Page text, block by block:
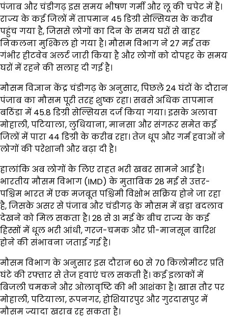
पंजाब और चंडीगढ़ इस समय भीषण गर्मी और लू की चपेट में हैं।
राज्य के कई जिलों में तापमान 45 डिग्री सेल्सियस के करीब
पहुंच गया है, जिससे लोगों का दिन के समय घरों से बाहर
निकलना मुश्किल हो गया है। मौसम विभाग ने 27 मई तक
गंभीर हीटवेव अलर्ट जारी किया है और लोगों को दोपहर के समय
घरों में रहने की सलाह दी गई है।
मौसम विज्ञान केंद्र चंडीगढ़ के अनुसार, पिछले 24 घंटों के दौरान
पंजाब का मौसम पूरी तरह शुष्क रहा। सबसे अधिक तापमान
बठिंडा में 45.8 डिग्री सेल्सियस दर्ज किया गया। इसके अलावा
मोहाली, पटियाला, लुधियाना, मानसा और संगरूर समेत कई
जिलों में पारा 44 डिग्री के करीब रहा। तेज धूप और गर्म हवाओं ने
लोगों की परेशानी और बढ़ा दी है।
हालांकि अब लोगों के लिए राहत भरी खबर सामने आई है।
भारतीय मौसम विभाग (IMD) के मुताबिक 28 मई से उत्तर-
पश्चिम भारत में एक मजबूत पश्चिमी विक्षोभ सक्रिय होने जा रहा
है, जिसके असर से पंजाब और चंडीगढ़ के मौसम में बड़ा बदलाव
देखने को मिल सकता है। 28 से 31 मई के बीच राज्य के कई
हिस्सों में धूल भरी आंधी, गरज-चमक और प्री-मानसून बारिश
होने की संभावना जताई गई है।
मौसम विभाग के अनुसार इस दौरान 60 से 70 किलोमीटर प्रति
घंटे की रफ्तार से तेज हवाएं चल सकती हैं। कई इलाकों में
बिजली चमकने और ओलावृष्टि की भी आशंका है। खास तौर पर
मोहाली, पटियाला, रूपनगर, होशियारपुर और गुरदासपुर में
मौसम ज्यादा खराब रह सकता है।